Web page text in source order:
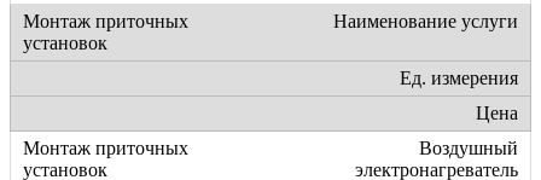
Наименование услуги
Ед. измерения
Цена
Воздушный
электронагреватель